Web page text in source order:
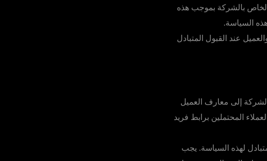
الخاص بالشركة بموجب هذه
السياسة.
عند القبول المتبادل
إلى معارف العميل
المحتملين برابط فريد
لهذه السياسة. يجب